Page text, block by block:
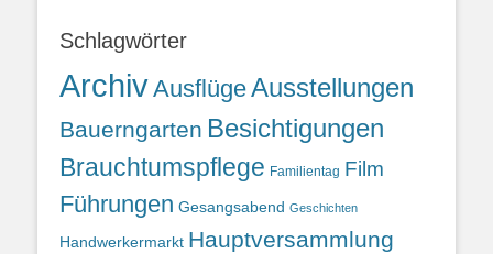
Schlagwörter
ArchivAusflügeAusstellungen
Bauerngarten Besichtigungen
Brauchtumspflege Familientag Film
Führungen Gesangsabend Geschichten
Handwerkermarkt Hauptversammlung